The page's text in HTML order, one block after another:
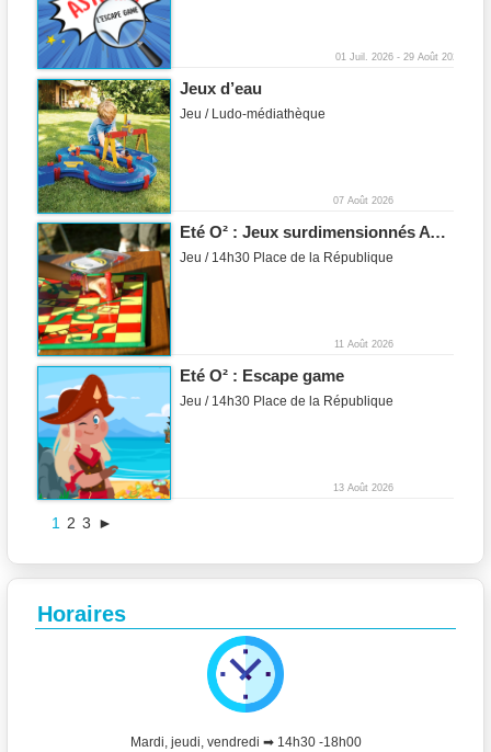
01 Juil. 2026 29 Août 2026
Jeux d’eau
Jeu / Ludo-médiathèque
07 Août 2026
Eté O² : Jeux surdimensionnés AVEC'L
Jeu / 14h30 Place de la République
11 Août 2026
Eté O² : Escape game
Jeu / 14h30 Place de la République
13 Août 2026
1 2 3 ►
Horaires
Mardi, jeudi, vendredi ➡ 14h30 -18h00